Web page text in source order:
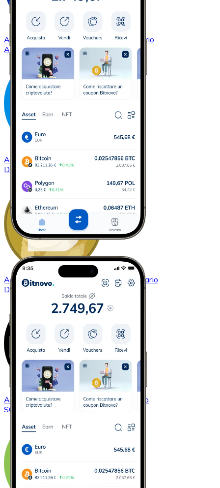
AcquistareCardano
con bonifico bancario
ADA
AcquistareDash
con bonifico bancario
DASH
AcquistareDogecoincon bonifico bancario
DOGE
AcquistareSolana
con bonifico bancario
SOL